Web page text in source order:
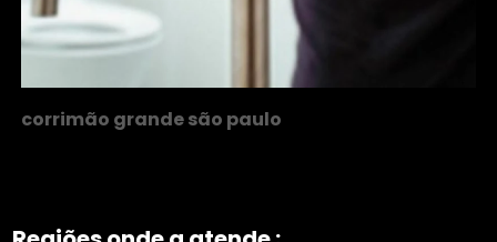
corrimão grande são paulo